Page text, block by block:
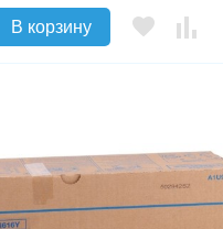
В корзину